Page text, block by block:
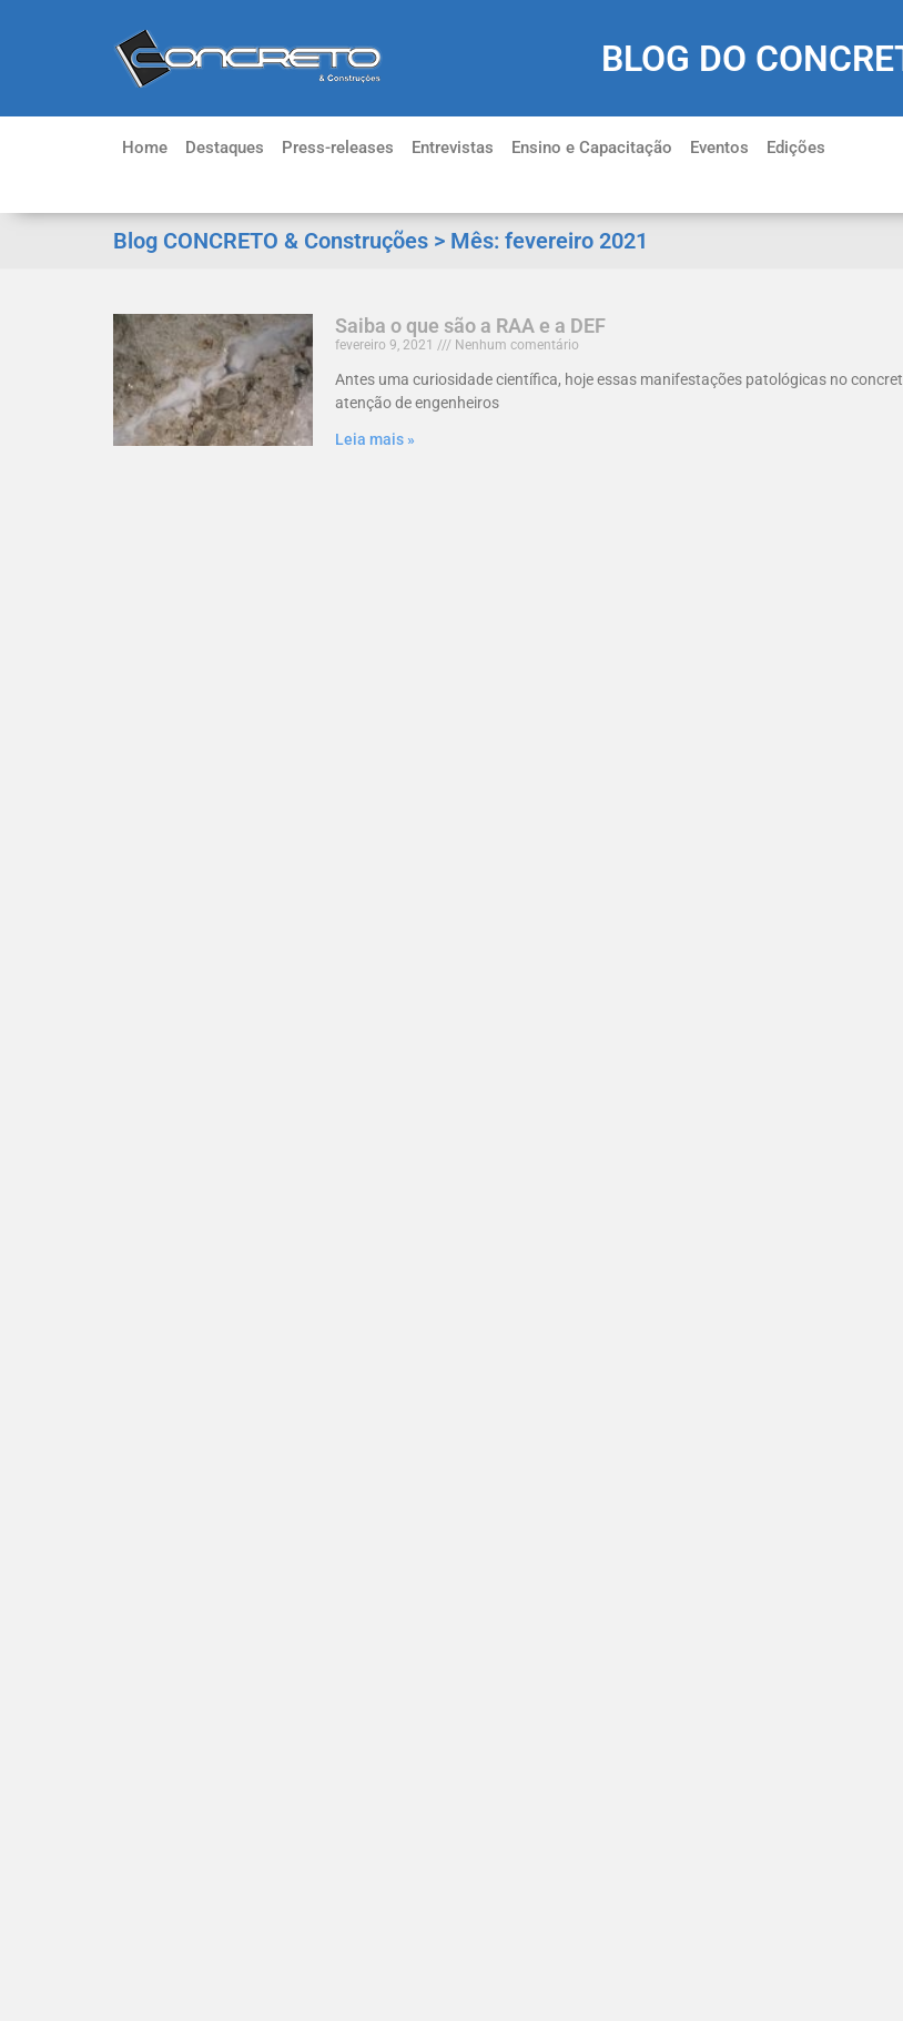
BLOG DO
Home Destaques Press-releases Entrevistas Ensino e Capacitação Eventos Edições
Blog CONCRETO & Construções > Mês: fevereiro 2021
Saiba o que são a RAA e a DEF
fevereiro 9, 2021 Nenhum comentário
Antes uma curiosidade científica, hoje essas manifestações patológicas no
atenção de engenheiros
Leia mais »